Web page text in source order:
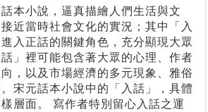
本小說，逼真描繪人們生活與文
近當時社會文化的實況；其中「入
入正話的關鍵角色，充分顯現大眾
」裡可能包含著大眾的心理、作者
，以及市場經濟的多元現象、雅俗
宋元話本小說中的「入話」，具體
層面。 寫作者特別留心入話之運